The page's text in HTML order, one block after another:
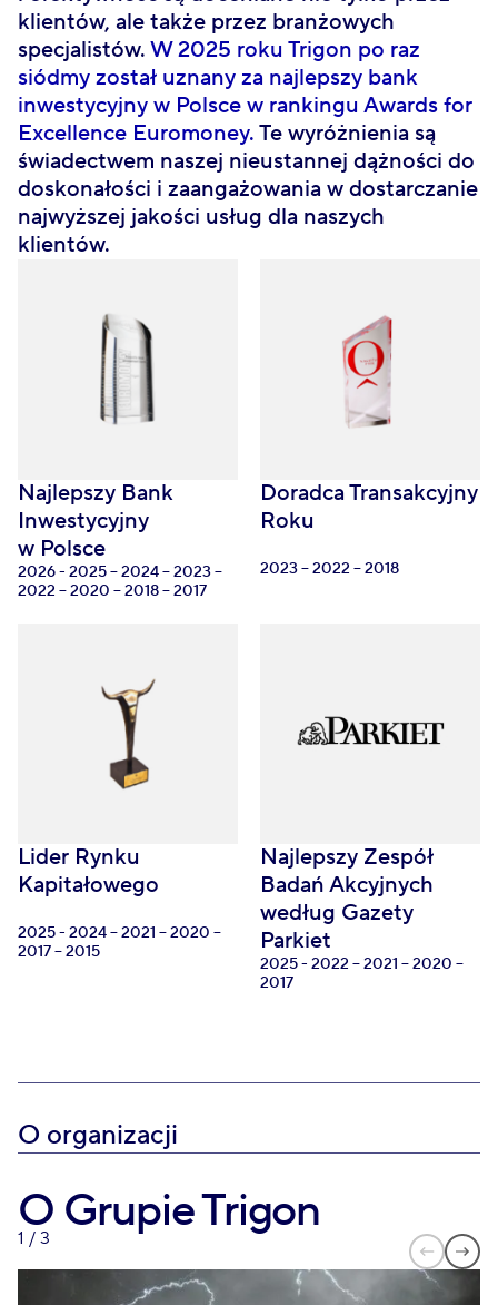
klientów, ale także przez branżowych
specjalistów.W 2025 roku Trigon po raz
siódmy został uznany za najlepszy bank
inwestycyjny w Polsce w rankingu Awards for
Excellence Euromoney.Te wyróżnienia są
świadectwem naszej nieustannej dążności do
doskonałości i zaangażowania w dostarczanie
najwyższej jakości usług dla naszych
klientów.
Najlepszy Bank
Inwestycyjny
w Polsce
2026 - 2025 -- 2024 -- 2023 --
2022 -- 2020 -- 2018 -- 2017
Doradca Transakcyjny
Roku
2023 -- 2022 -- 2018
Lider Rynku
Kapitałowego
2025 - 2024 -- 2021 -- 2020 --
2017 -- 2015
Najlepszy Zespół
Badań Akcyjnych
według Gazety
Parkiet
2025 - 2022 -- 2021 -- 2020 --
2017
O organizacji
O Grupie Trigon
1 / 3